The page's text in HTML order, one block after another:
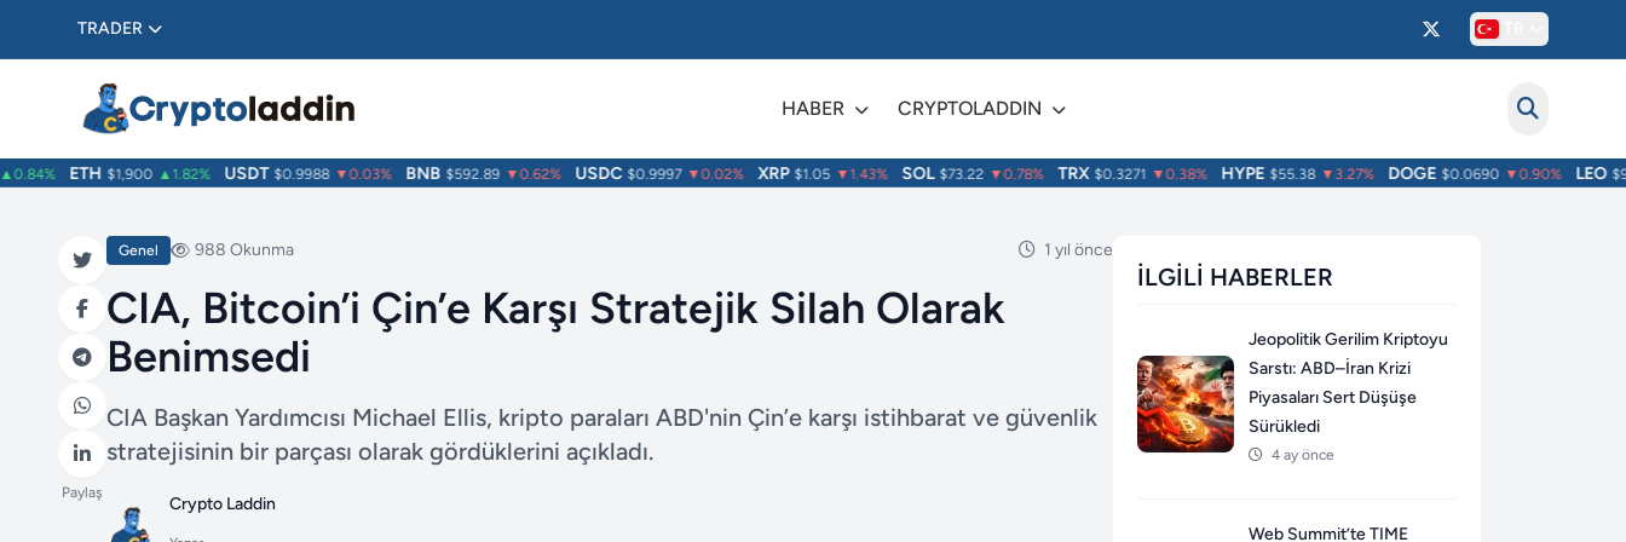
TRADER
HABER CRYPTOLADDIN
ETH $1,900 ▲1.82% USDT $0.9988 ▼0.03% BNB $592.89 ▼0.62% USDC $0.9997 ▼0.02% XRP $1.05 ▼1.43% SOL $73.22 ▼0.78% TRX $0.3271 ▼0.38% HYPE $55.38 ▼3.27% DOGE $0.0690 ▼0.90% LEO
Paylaş
Genel 988 Okunma 1 yıl önce
CIA, Bitcoin’i Çin’e Karşı Stratejik Silah Olarak
Benimsedi
CIA Başkan Yardımcısı Michael Ellis, kripto paraları ABD'nin Çin’e karşı istihbarat ve güvenlik
stratejisinin bir parçası olarak gördüklerini açıkladı.
Crypto Laddin
İLGILI HABERLER
Jeopolitik Gerilim Kriptoyu
Sarstı: ABD–İran Krizi
Piyasaları Sert Düşüşe
Sürükledi
4 ay önce
Web Summit’te TIME